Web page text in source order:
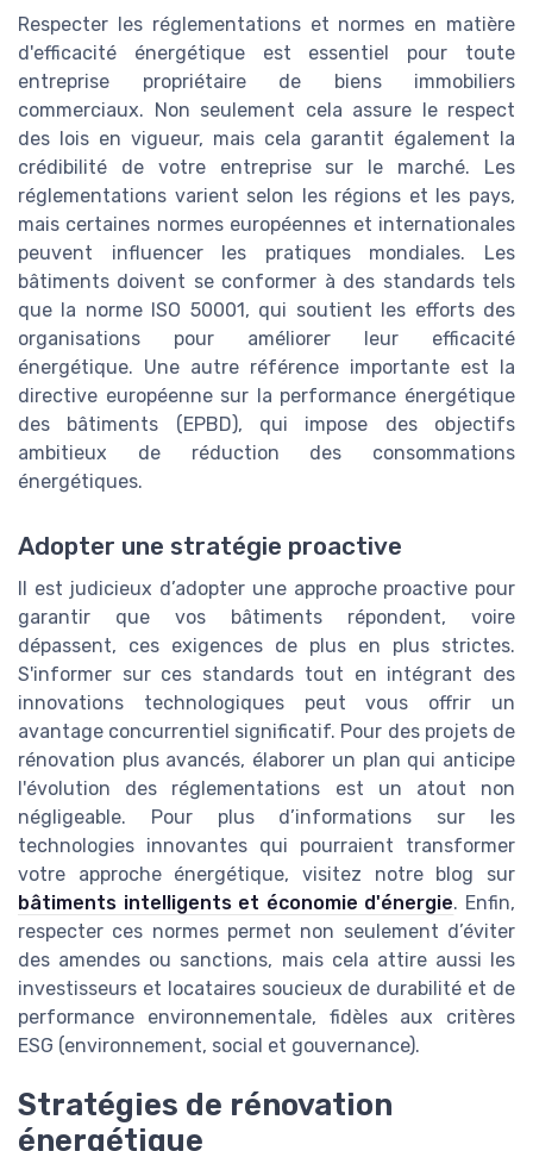
Respecter les réglementations et normes en matière
d'efficacité énergétique est essentiel pour toute
entreprise propriétaire de biens immobiliers
commerciaux. Non seulement cela assure le respect
des lois en vigueur, mais cela garantit également la
crédibilité de votre entreprise sur le marché. Les
réglementations varient selon les régions et les pays,
mais certaines normes européennes et internationales
peuvent influencer les pratiques mondiales. Les
bâtiments doivent se conformer à des standards tels
que la norme ISO 50001, qui soutient les efforts des
organisations pour améliorer leur efficacité
énergétique. Une autre référence importante est la
directive européenne sur la performance énergétique
des bâtiments (EPBD), qui impose des objectifs
ambitieux de réduction des consommations
énergétiques.
Adopter une stratégie proactive
Il est judicieux d’adopter une approche proactive pour
garantir que vos bâtiments répondent, voire
dépassent, ces exigences de plus en plus strictes.
S'informer sur ces standards tout en intégrant des
innovations technologiques peut vous offrir un
avantage concurrentiel significatif. Pour des projets de
rénovation plus avancés, élaborer un plan qui anticipe
l'évolution des réglementations est un atout non
négligeable. Pour plus d’informations sur les
technologies innovantes qui pourraient transformer
votre approche énergétique, visitez notre blog sur
bâtiments intelligents et économie d'énergie. Enfin,
respecter ces normes permet non seulement d’éviter
des amendes ou sanctions, mais cela attire aussi les
investisseurs et locataires soucieux de durabilité et de
performance environnementale, fidèles aux critères
ESG (environnement, social et gouvernance).
Stratégies de rénovation
énergétique